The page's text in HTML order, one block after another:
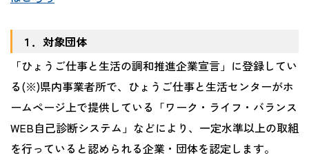
１．対象団体
「ひょうご仕事と生活の調和推進企業宣言」に登録してい
る(※)県内事業者所で、ひょうご仕事と生活センターがホ
ームページ上で提供している「ワーク・ライフ・バランス
WEB自己診断システム」などにより、一定水準以上の取組
を行っていると認められる企業・団体を認定します。